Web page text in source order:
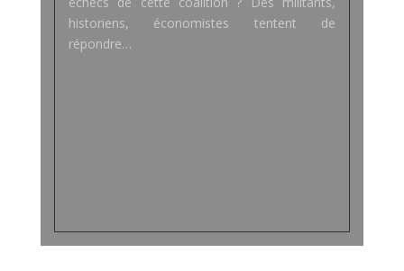
historiens, économistes tentent de
répondre…